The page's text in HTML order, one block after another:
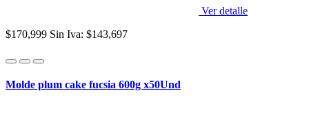
Ver detalle
$170,999 Sin Iva: $143,697
Molde plum cake fucsia 600g x50Und